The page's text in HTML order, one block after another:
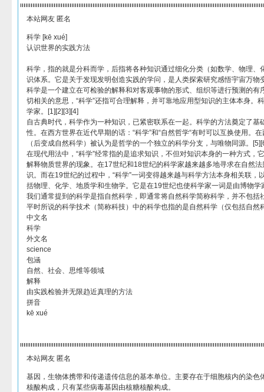
本站网友 匿名
科学 [kē xué]
认识世界的实践方法
科学，指的就是分科而学，后指将各种知识通过细化分类（如数学、物理、
识体系。它是关于发现发明创造实践的学问，是人类探索研究感悟宇宙万物
科学是一个建立在可检验的解释和对客观事物的形式、组织等进行预测的有
切相关的意思，“科学”还指可合理解释，并可靠地应用型知识的主体本身。
学家。[1][2][3][4]
自古典时代，科学作为一种知识，已紧密联系在一起。科学的方法奠定了基
性。在西方世界在近代早期的话：“科学”和“自然哲学“有时可以互换使用。
（后变成自然科学）被认为是哲学的一个独立的科学分支，与唯物同源。
在现代用法中，“科学”经常指的是追求知识，不但对知识本身的一种方式，
解释物质世界的现象。在17世纪和18世纪的科学家越来越多地寻求在自然
识。而在19世纪的过程中，“科学”一词变得越来越与科学方法本身相关联，
括物理、化学、地质学和生物学。它是在19世纪也使科学家一词是由博物
我们通常提到的科学是指自然科学，即通常将自然科学简称科学，并不包括
平时所说的科学技术（简称科技）中的科学也指的是自然科学（仅包括自然
中文名
科学
外文名
science
包涵
自然、社会、思维等领域
解释
由实践检验并无限趋近真理的方法
拼音
kē xué
本站网友 匿名
基因，生物体携带和传递遗传信息的基本单位。主要存在于细胞核内的染色
核酸构成，只有某些病毒基因由核糖核酸构成。